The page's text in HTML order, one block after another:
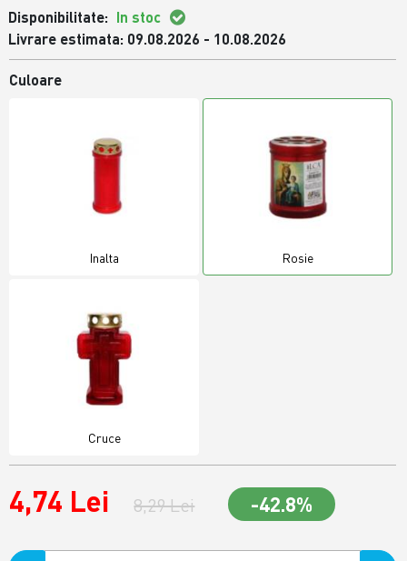
Disponibilitate: In stoc
Livrare estimata: 09.08.2026 - 10.08.2026
Culoare
Inalta Rosie
Cruce
4,74 Lei 8,29 Lei -42.8%